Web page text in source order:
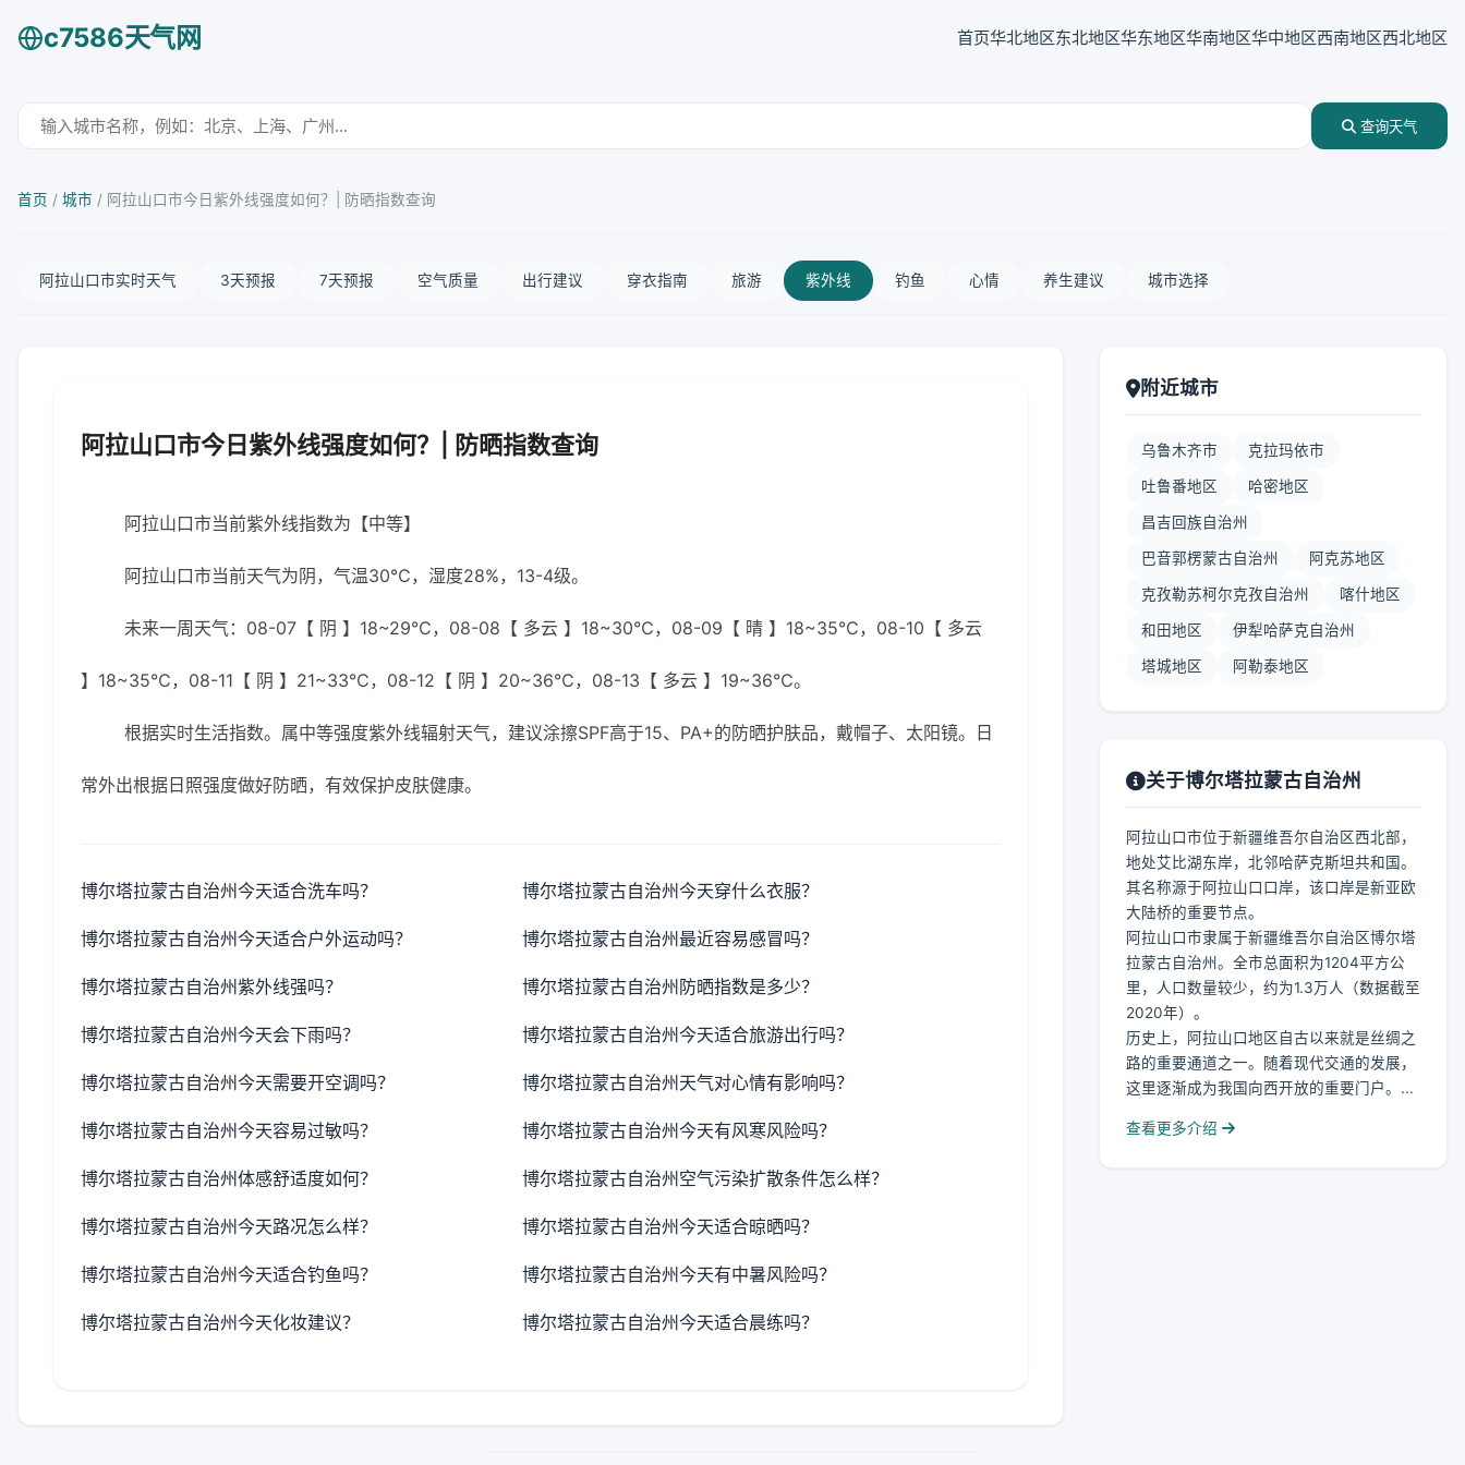
c7586天气网 首页华北地区东北地区华东地区华南地区华中地区西南地区西北地区
查询天气
首页 / 城市 / 阿拉山口市今日紫外线强度如何？| 防晒指数查询
阿拉山口市实时天气 3天预报 7天预报 空气质量 出行建议 穿衣指南 旅游 紫外线 钓鱼 心情 养生建议 城市选择
阿拉山口市今日紫外线强度如何？| 防晒指数查询
阿拉山口市当前紫外线指数为【中等】
阿拉山口市当前天气为阴，气温30℃，湿度28%，13-4级。
未来一周天气：08-07【 阴 】18~29℃，08-08【 多云 】18~30℃，08-09【 晴 】18~35℃，08-10【 多云
】18~35℃，08-11【 阴 】21~33℃，08-12【 阴 】20~36℃，08-13【 多云 】19~36℃。
根据实时生活指数。属中等强度紫外线辐射天气，建议涂擦SPF高于15、PA+的防晒护肤品，戴帽子、太阳镜。日
常外出根据日照强度做好防晒，有效保护皮肤健康。
博尔塔拉蒙古自治州今天适合洗车吗？ 博尔塔拉蒙古自治州今天穿什么衣服？
博尔塔拉蒙古自治州今天适合户外运动吗？ 博尔塔拉蒙古自治州最近容易感冒吗？
博尔塔拉蒙古自治州紫外线强吗？ 博尔塔拉蒙古自治州防晒指数是多少？
博尔塔拉蒙古自治州今天会下雨吗？ 博尔塔拉蒙古自治州今天适合旅游出行吗？
博尔塔拉蒙古自治州今天需要开空调吗？ 博尔塔拉蒙古自治州天气对心情有影响吗？
博尔塔拉蒙古自治州今天容易过敏吗？ 博尔塔拉蒙古自治州今天有风寒风险吗？
博尔塔拉蒙古自治州体感舒适度如何？ 博尔塔拉蒙古自治州空气污染扩散条件怎么样？
博尔塔拉蒙古自治州今天路况怎么样？ 博尔塔拉蒙古自治州今天适合晾晒吗？
博尔塔拉蒙古自治州今天适合钓鱼吗？ 博尔塔拉蒙古自治州今天有中暑风险吗？
博尔塔拉蒙古自治州今天化妆建议？ 博尔塔拉蒙古自治州今天适合晨练吗？
附近城市
乌鲁木齐市 克拉玛依市
吐鲁番地区 哈密地区
昌吉回族自治州
巴音郭楞蒙古自治州 阿克苏地区
克孜勒苏柯尔克孜自治州 喀什地区
和田地区 伊犁哈萨克自治州
塔城地区 阿勒泰地区
关于博尔塔拉蒙古自治州
阿拉山口市位于新疆维吾尔自治区西北部，
地处艾比湖东岸，北邻哈萨克斯坦共和国。
其名称源于阿拉山口口岸，该口岸是新亚欧
大陆桥的重要节点。
阿拉山口市隶属于新疆维吾尔自治区博尔塔
拉蒙古自治州。全市总面积为1204平方公
里，人口数量较少，约为1.3万人（数据截至
2020年）。
历史上，阿拉山口地区自古以来就是丝绸之
路的重要通道之一。随着现代交通的发展，
这里逐渐成为我国向西开放的重要门户。...
查看更多介绍